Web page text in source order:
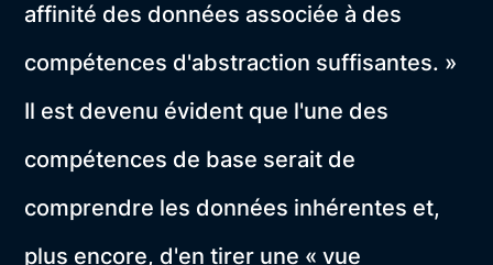
affinité des données associée à des
compétences d'abstraction suffisantes. »
Il est devenu évident que l'une des
compétences de base serait de
comprendre les données inhérentes et,
plus encore, d'en tirer une « vue